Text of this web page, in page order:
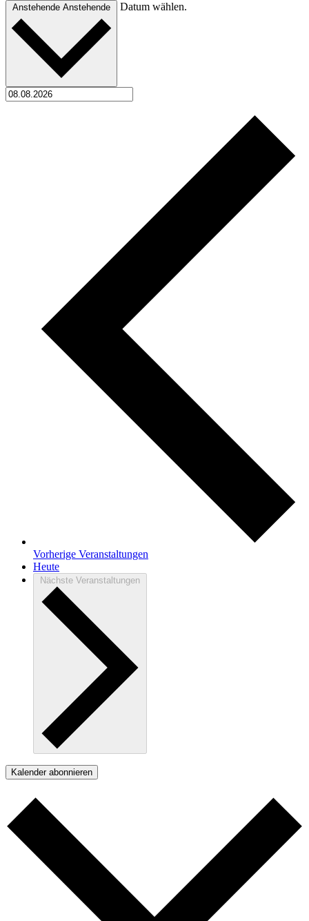
Anstehende Anstehende Datum wählen.
Vorherige Veranstaltungen
Heute
Nächste Veranstaltungen
Kalender abonnieren